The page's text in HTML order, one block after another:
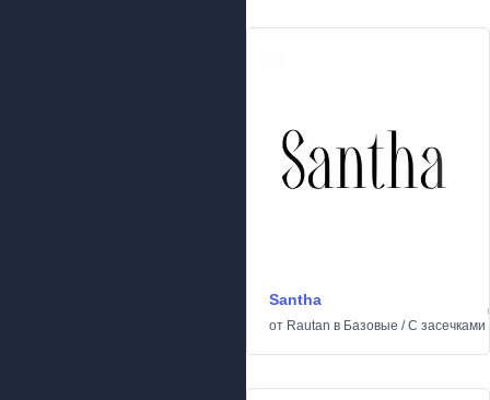
Santha
от Rautan в Базовые /С засечками